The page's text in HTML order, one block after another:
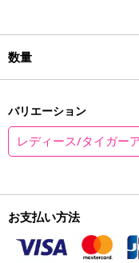
数量
バリエーション
レディース/タイガー
お支払い方法